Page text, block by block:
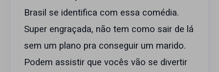
Brasil se identifica com essa comédia.
Super engraçada, não tem como sair de lá
sem um plano pra conseguir um marido.
Podem assistir que vocês vão se divertir